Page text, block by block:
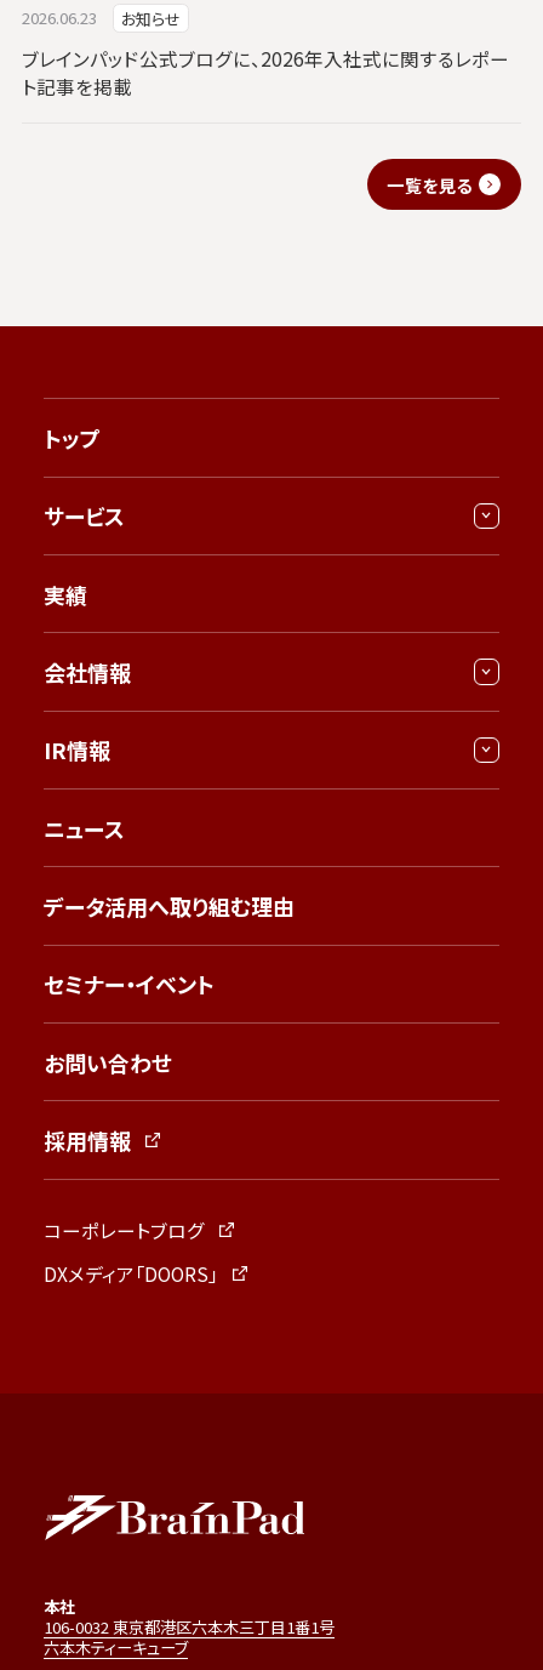
2026.06.23 お知らせ
ブレインパッド公式ブログに、2026年入社式に関するレポー
ト記事を掲載
一覧を見る
トップ
サービス
実績
会社情報
IR情報
ニュース
データ活用へ取り組む理由
セミナー・イベント
お問い合わせ
採用情報
コーポレートブログ
DXメディア「DOORS」
本社
106-0032 東京都港区六本木三丁目1番1号
六本木ティーキューブ